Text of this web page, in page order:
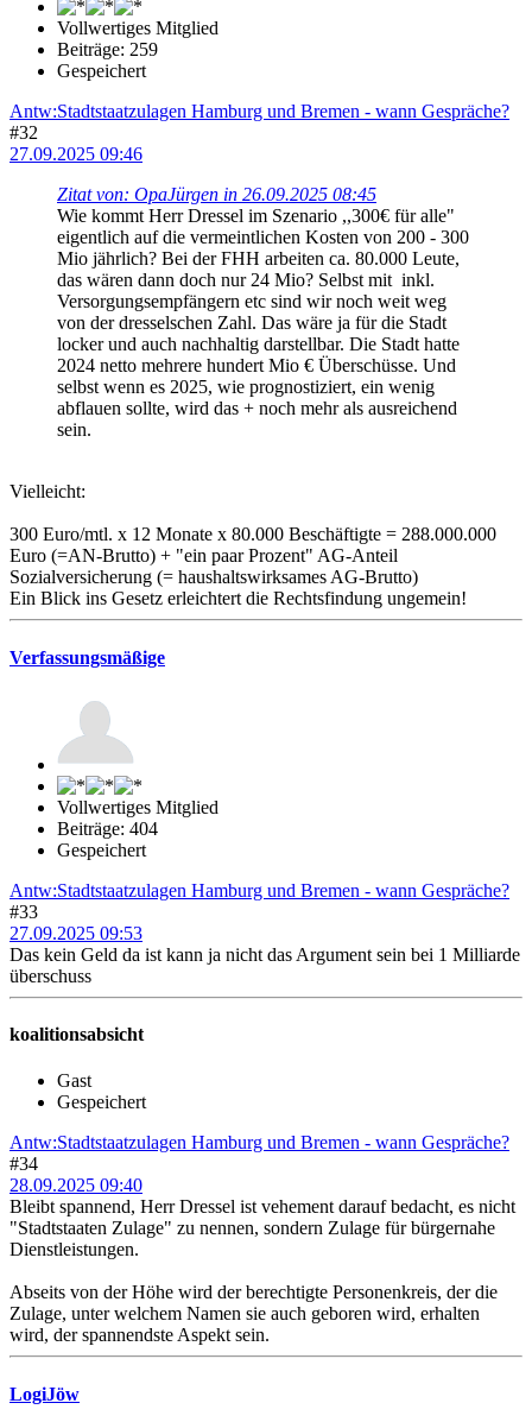
Vollwertiges Mitglied
Beiträge: 259
Gespeichert
Antw:Stadtstaatzulagen Hamburg und Bremen - wann Gespräche?
#32
27.09.2025 09:46
Zitat von: OpaJürgen in 26.09.2025 08:45
Wie kommt Herr Dressel im Szenario ,,300€ für alle"
eigentlich auf die vermeintlichen Kosten von 200 - 300
Mio jährlich? Bei der FHH arbeiten ca. 80.000 Leute,
das wären dann doch nur 24 Mio? Selbst mit inkl.
Versorgungsempfängern etc sind wir noch weit weg
von der dresselschen Zahl. Das wäre ja für die Stadt
locker und auch nachhaltig darstellbar. Die Stadt hatte
2024 netto mehrere hundert Mio € Überschüsse. Und
selbst wenn es 2025, wie prognostiziert, ein wenig
abflauen sollte, wird das + noch mehr als ausreichend
sein.
Vielleicht:
300 Euro/mtl. x 12 Monate x 80.000 Beschäftigte = 288.000.000
Euro (=AN-Brutto) + "ein paar Prozent" AG-Anteil
Sozialversicherung (= haushaltswirksames AG-Brutto)
Ein Blick ins Gesetz erleichtert die Rechtsfindung ungemein!
Verfassungsmäßige
Vollwertiges Mitglied
Beiträge: 404
Gespeichert
Antw:Stadtstaatzulagen Hamburg und Bremen - wann Gespräche?
#33
27.09.2025 09:53
Das kein Geld da ist kann ja nicht das Argument sein bei 1 Milliarde
überschuss
koalitionsabsicht
Gast
Gespeichert
Antw:Stadtstaatzulagen Hamburg und Bremen - wann Gespräche?
#34
28.09.2025 09:40
Bleibt spannend, Herr Dressel ist vehement darauf bedacht, es nicht
"Stadtstaaten Zulage" zu nennen, sondern Zulage für bürgernahe
Dienstleistungen.
Abseits von der Höhe wird der berechtigte Personenkreis, der die
Zulage, unter welchem Namen sie auch geboren wird, erhalten
wird, der spannendste Aspekt sein.
LogiJöw